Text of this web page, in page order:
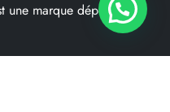
marque déposé par